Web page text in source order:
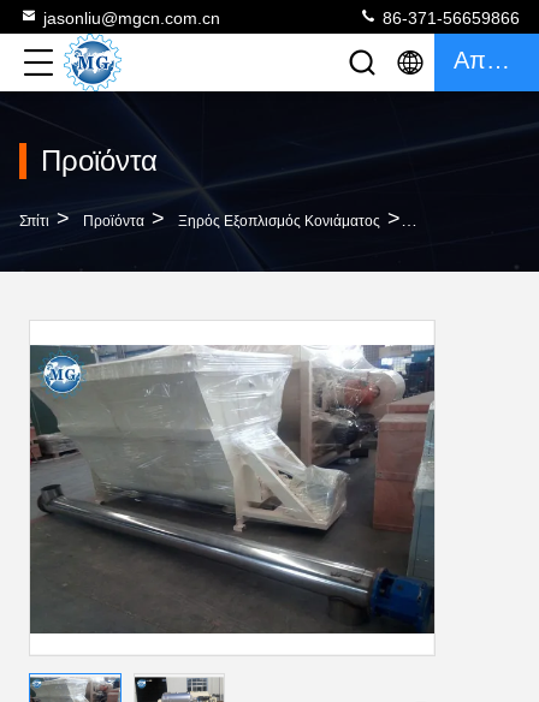
jasonliu@mgcn.com.cn 86-371-56659866
Απόσπασμα
Προϊόντα
Σπίτι > Προϊόντα > Ξηρός Εξοπλισμός Κονιάματος >